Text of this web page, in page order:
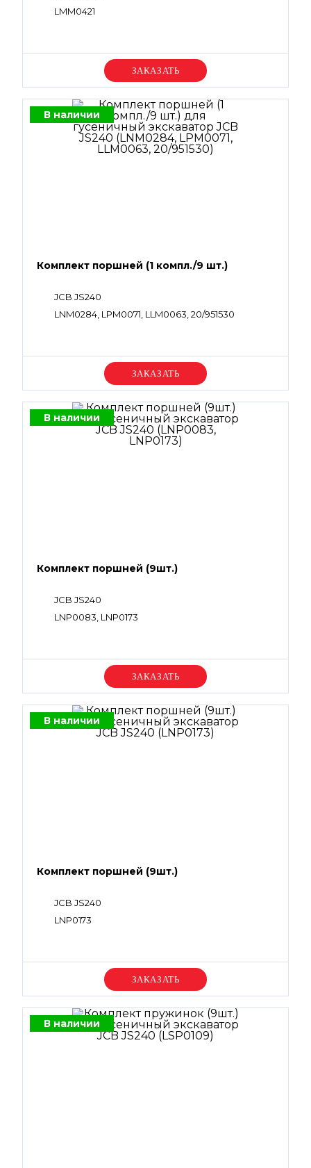
LMM0421
Уточняйте цену
В наличии
Комплект поршней (1 компл./9 шт.)
JCB JS240
LNM0284, LPM0071, LLM0063, 20/951530
Уточняйте цену
В наличии
Комплект поршней (9шт.)
JCB JS240
LNP0083, LNP0173
Уточняйте цену
В наличии
Комплект поршней (9шт.)
JCB JS240
LNP0173
Уточняйте цену
В наличии